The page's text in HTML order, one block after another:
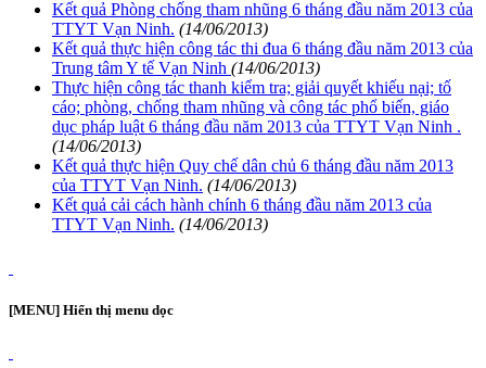
Kết quả Phòng chống tham nhũng 6 tháng đầu năm 2013 của
TTYT Vạn Ninh. (14/06/2013)
Kết quả thực hiện công tác thi đua 6 tháng đầu năm 2013 của
Trung tâm Y tế Vạn Ninh (14/06/2013)
Thực hiện công tác thanh kiểm tra; giải quyết khiếu nại; tố
cáo; phòng, chống tham nhũng và công tác phổ biến, giáo
dục pháp luật 6 tháng đầu năm 2013 của TTYT Vạn Ninh .
(14/06/2013)
Kết quả thực hiện Quy chế dân chủ 6 tháng đầu năm 2013
của TTYT Vạn Ninh. (14/06/2013)
Kết quả cải cách hành chính 6 tháng đầu năm 2013 của
TTYT Vạn Ninh. (14/06/2013)
[MENU] Hiển thị menu dọc